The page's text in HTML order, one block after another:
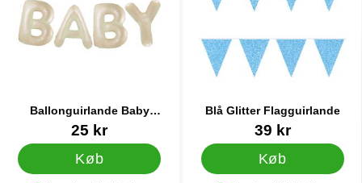
Ballonguirlande Baby
Cremefarvet
Varenr 8811725 kr
Køb
Blå Glitter Flagguirlande
Varenr 1734639 kr
Køb